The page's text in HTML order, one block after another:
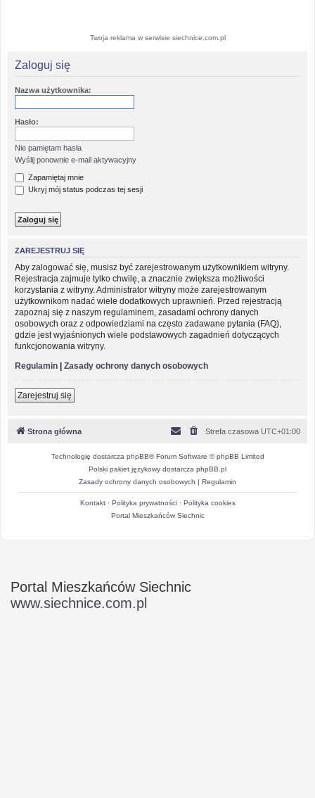
Twoja reklama w serwisie siechnice.com.pl
Zaloguj się
Nazwa użytkownika:
Hasło:
Nie pamiętam hasła
Wyślij ponownie e-mail aktywacyjny
Zapamiętaj mnie
Ukryj mój status podczas tej sesji
ZAREJESTRUJ SIĘ
Aby zalogować się, musisz być zarejestrowanym użytkownikiem witryny.
Rejestracja zajmuje tylko chwilę, a znacznie zwiększa możliwości
korzystania z witryny. Administrator witryny może zarejestrowanym
użytkownikom nadać wiele dodatkowych uprawnień. Przed rejestracją
zapoznaj się z naszym regulaminem, zasadami ochrony danych
osobowych oraz z odpowiedziami na często zadawane pytania (FAQ),
gdzie jest wyjaśnionych wiele podstawowych zagadnień dotyczących
funkcjonowania witryny.
Regulamin | Zasady ochrony danych osobowych
Zarejestruj się
Strona główna Strefa czasowa UTC+01:00
Technologię dostarcza phpBB® Forum Software © phpBB Limited
Polski pakiet językowy dostarcza phpBB.pl
Zasady ochrony danych osobowych | Regulamin
Kontakt· Polityka prywatności· Polityka cookies
Portal Mieszkańców Siechnic
Portal Mieszkańców Siechnic
www.siechnice.com.pl